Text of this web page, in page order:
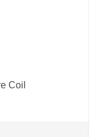
Coil